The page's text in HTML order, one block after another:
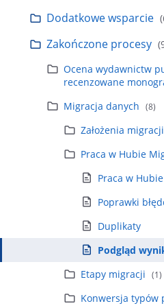
Dodatkowe wsparcie
Zakończone procesy
Ocena wydawnictw
recenzowane
Migracja danych (8)
Założenia migracji
Praca w Hubie
Praca w
Poprawki
Duplikaty
Podgląd
Etapy migracji (1)
Konwersja typów